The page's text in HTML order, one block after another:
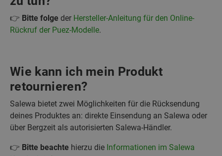
👉 Bitte folge der Hersteller-Anleitung für den Online-
Rückruf der Puez-Modelle.
Wie kann ich mein Produkt
retournieren?
Salewa bietet zwei Möglichkeiten für die Rücksendung
deines Produktes an: direkte Einsendung an Salewa oder
über Bergzeit als autorisierten Salewa-Händler.
👉 Bitte beachte hierzu die Informationen im Salewa